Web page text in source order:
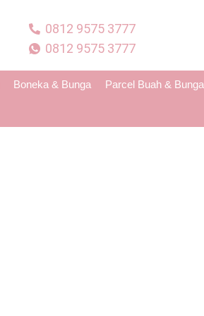
0812 9575 3777
0812 9575 3777
Boneka & Bunga Parcel Buah & Bunga